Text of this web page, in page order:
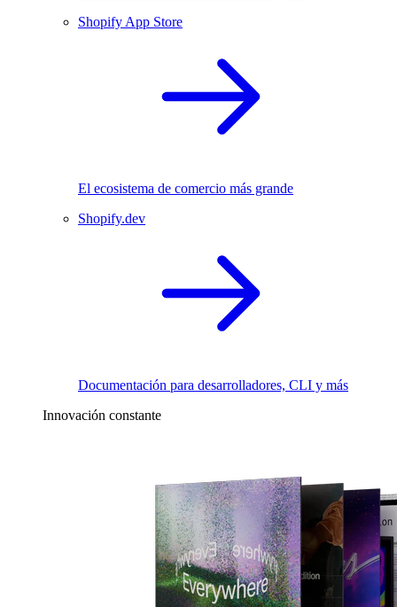
Shopify App Store
El ecosistema de comercio más grande
Shopify.dev
Documentación para desarrolladores, CLI y más
Innovación constante